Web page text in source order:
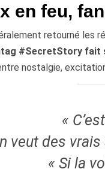
en feu,
retourné les
#SecretStory fait
nostalgie,
«
veut des
« Si la